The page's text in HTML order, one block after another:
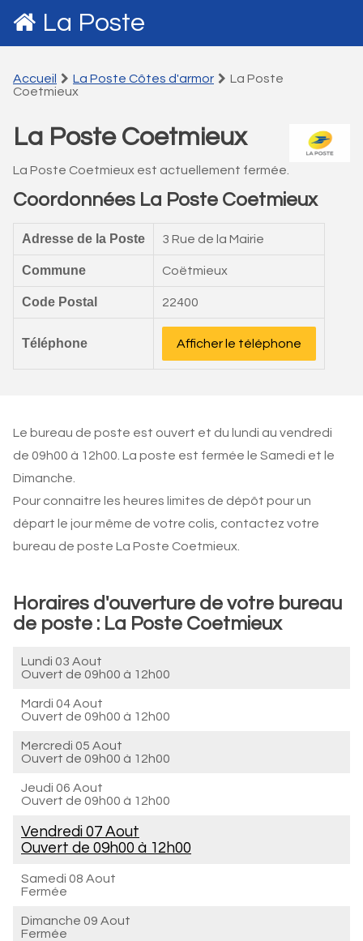
La Poste
Accueil La Poste Côtes d'armor
La Poste
Coetmieux
La Poste Coetmieux
La Poste Coetmieux est actuellement fermée.
Coordonnées La Poste Coetmieux
Adresse de la Poste 3 Rue de la Mairie
Commune Coëtmieux
Code Postal 22400
Téléphone Afficher le téléphone
Le bureau de poste est ouvert et du lundi au vendredi
de 09h00 à 12h00. La poste est fermée le Samedi et le
Dimanche.
Pour connaitre les heures limites de dépôt pour un
départ le jour même de votre colis, contactez votre
bureau de poste La Poste Coetmieux.
Horaires d'ouverture de votre bureau
de poste : La Poste Coetmieux
Lundi 03 Aout
Ouvert de 09h00 à 12h00
Mardi 04 Aout
Ouvert de 09h00 à 12h00
Mercredi 05 Aout
Ouvert de 09h00 à 12h00
Jeudi 06 Aout
Ouvert de 09h00 à 12h00
Vendredi 07 Aout
Ouvert de 09h00 à 12h00
Samedi 08 Aout
Fermée
Dimanche 09 Aout
Fermée